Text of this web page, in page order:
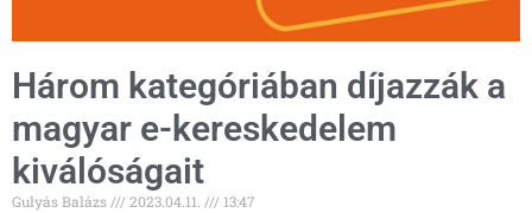
Három kategóriában díjazzák a
magyar e-kereskedelem
kiválóságait
Gulyás Balázs 2023.04.11. 13:47